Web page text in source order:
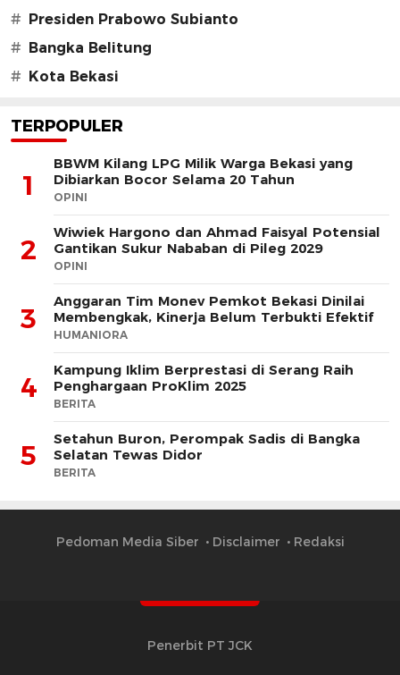
# Presiden Prabowo Subianto
# Bangka Belitung
# Kota Bekasi
TERPOPULER
1
BBWM Kilang LPG Milik Warga Bekasi yang
Dibiarkan Bocor Selama 20 Tahun
OPINI
2
Wiwiek Hargono dan Ahmad Faisyal Potensial
Gantikan Sukur Nababan di Pileg 2029
OPINI
3
Anggaran Tim Monev Pemkot Bekasi Dinilai
Membengkak, Kinerja Belum Terbukti Efektif
HUMANIORA
4
Kampung Iklim Berprestasi di Serang Raih
Penghargaan ProKlim 2025
BERITA
5
Setahun Buron, Perompak Sadis di Bangka
Selatan Tewas Didor
BERITA
Pedoman Media Siber Disclaimer Redaksi
Penerbit PT JCK